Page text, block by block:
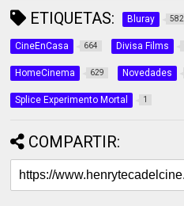
ETIQUETAS: Bluray 582
CineEnCasa 664 Divisa Films
HomeCinema 629 Novedades
Splice Experimento Mortal 1
COMPARTIR: